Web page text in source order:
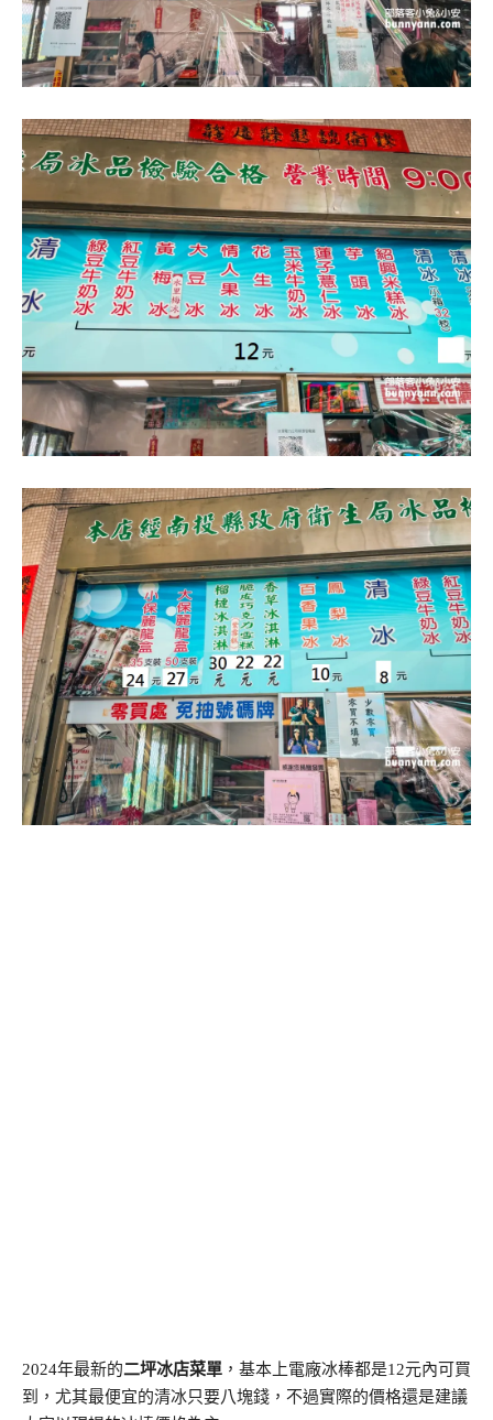
2024年最新的二坪冰店菜單 ，基本上電廠冰棒都是12元內可買
到，尤其最便宜的清冰只要八塊錢，不過實際的價格還是建議